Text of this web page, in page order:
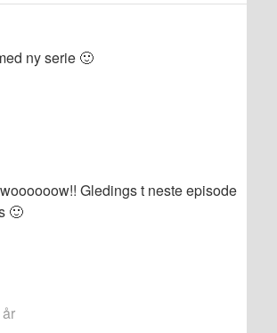
ny serie 🙂
Gledings t neste episode
🙂